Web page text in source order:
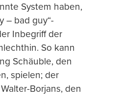
System haben,
– bad guy“-
Inbegriff der
So kann
Schäuble, den
spielen; der
Borjans, den